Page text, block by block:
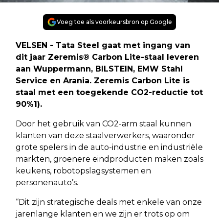
Voeg toe als voorkeursbron op Google
VELSEN - Tata Steel gaat met ingang van
dit jaar Zeremis® Carbon Lite-staal leveren
aan Wuppermann, BILSTEIN, EMW Stahl
Service en Arania. Zeremis Carbon Lite is
staal met een toegekende CO2-reductie tot
90%1).
Door het gebruik van CO2-arm staal kunnen
klanten van deze staalverwerkers, waaronder
grote spelers in de auto-industrie en industriële
markten, groenere eindproducten maken zoals
keukens, robotopslagsystemen en
personenauto’s.
“Dit zijn strategische deals met enkele van onze
jarenlange klanten en we zijn er trots op om